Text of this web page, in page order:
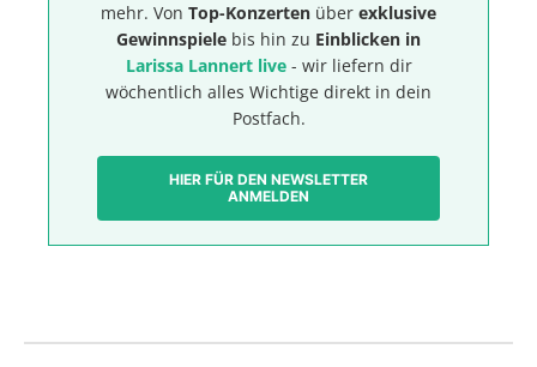
mehr. Von Top-Konzerten über exklusive
Gewinnspiele bis hin zu Einblicken in
Larissa Lannert live- wir liefern dir
wöchentlich alles Wichtige direkt in dein
Postfach.
HIER FÜR DEN NEWSLETTER
ANMELDEN